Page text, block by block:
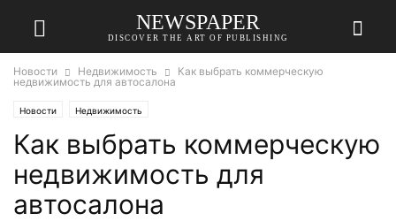
NEWSPAPER
DISCOVER THE ART OF PUBLISHING
Новости Недвижимость
Как выбрать коммерческую
недвижимость для автосалона
Новости Недвижимость
Как выбрать коммерческую
недвижимость для
автосалона